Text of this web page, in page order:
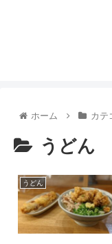
ホーム カテ
うどん
うどん